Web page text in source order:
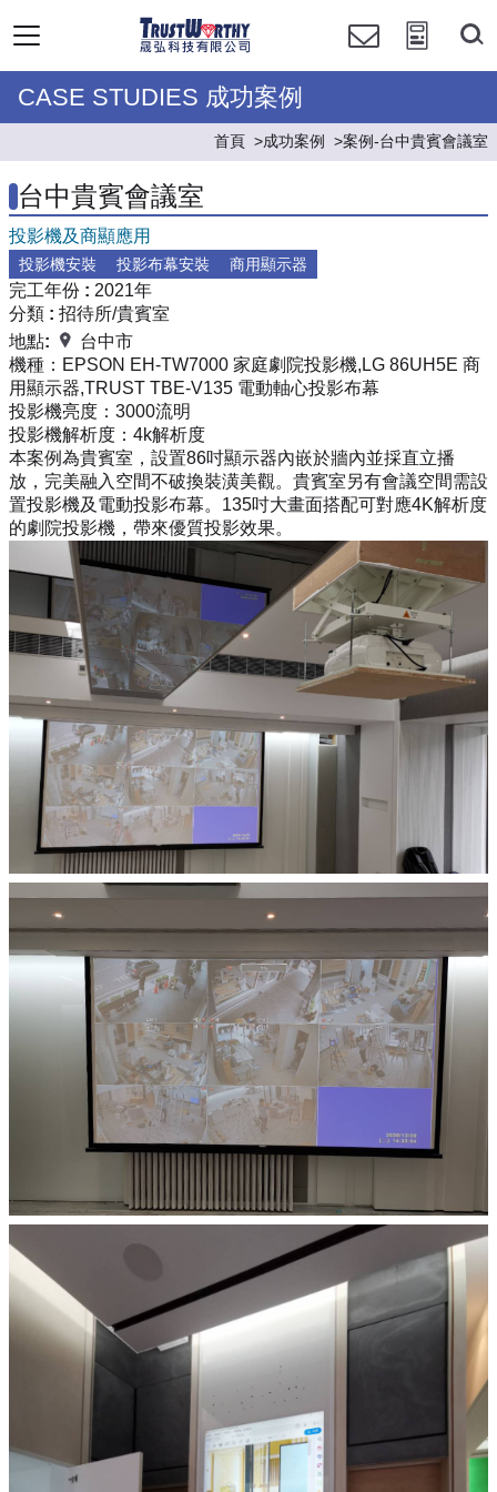
CASE STUDIES 成功案例
首頁 成功案例 案例-台中貴賓會議室
台中貴賓會議室
投影機及商顯應用
投影機安裝 投影布幕安裝 商用顯示器
完工年份 : 2021年
分類 : 招待所/貴賓室
地點:
台中市
機種： EPSON EH-TW7000 家庭劇院投影機,LG 86UH5E 商
用顯示器,TRUST TBE-V135 電動軸心投影布幕
投影機亮度： 3000流明
投影機解析度： 4k解析度
本案例為貴賓室，設置86吋顯示器內嵌於牆內並採直立播
放，完美融入空間不破換裝潢美觀。貴賓室另有會議空間需設
置投影機及電動投影布幕。135吋大畫面搭配可對應4K解析度
的劇院投影機，帶來優質投影效果。